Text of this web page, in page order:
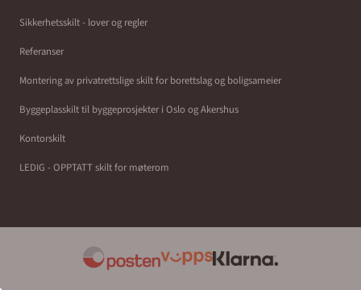
Sikkerhetsskilt - lover og regler
Referanser
Montering av privatrettslige skilt for borettslag og boligsameier
Byggeplasskilt til byggeprosjekter i Oslo og Akershus
Kontorskilt
LEDIG - OPPTATT skilt for møterom